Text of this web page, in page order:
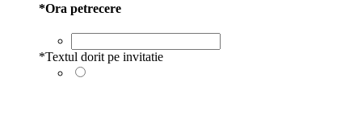
*Ora petrecere
*Textul dorit pe invitatie